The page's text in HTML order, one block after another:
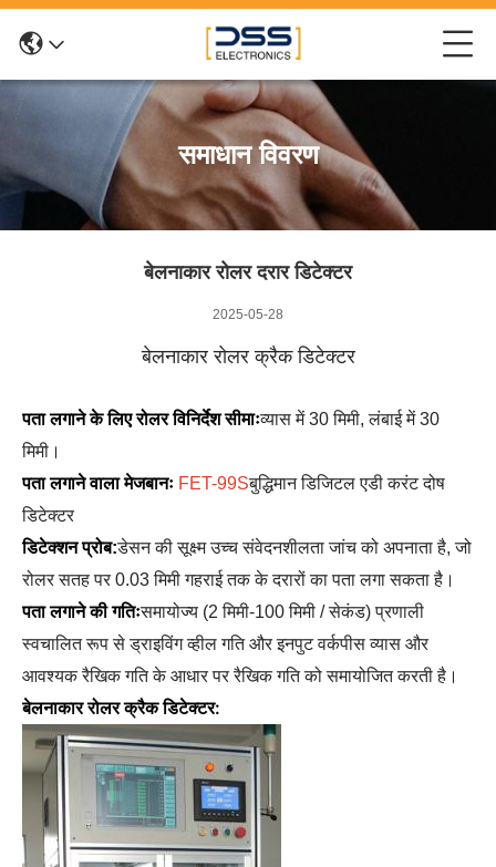
समाधान विवरण
बेलनाकार रोलर दरार डिटेक्टर
2025-05-28
बेलनाकार रोलर क्रैक डिटेक्टर
पता लगाने के लिए रोलर विनिर्देश सीमाःव्यास में 30 मिमी, लंबाई में 30
मिमी।
पता लगाने वाला मेजबानः FET-99Sबुद्धिमान डिजिटल एडी करंट दोष
डिटेक्टर
डिटेक्शन प्रोब:डेसन की सूक्ष्म उच्च संवेदनशीलता जांच को अपनाता है, जो
रोलर सतह पर 0.03 मिमी गहराई तक के दरारों का पता लगा सकता है।
पता लगाने की गतिःसमायोज्य (2 मिमी-100 मिमी / सेकंड) प्रणाली
स्वचालित रूप से ड्राइविंग व्हील गति और इनपुट वर्कपीस व्यास और
आवश्यक रैखिक गति के आधार पर रैखिक गति को समायोजित करती है।
बेलनाकार रोलर क्रैक डिटेक्टर: